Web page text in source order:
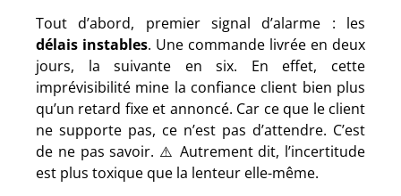
Tout d’abord, premier signal d’alarme : les
délais instables. Une commande livrée en deux
jours, la suivante en six. En effet, cette
imprévisibilité mine la confiance client bien plus
qu’un retard fixe et annoncé. Car ce que le client
ne supporte pas, ce n’est pas d’attendre. C’est
de ne pas savoir. ⚠️ Autrement dit, l’incertitude
est plus toxique que la lenteur elle-même.